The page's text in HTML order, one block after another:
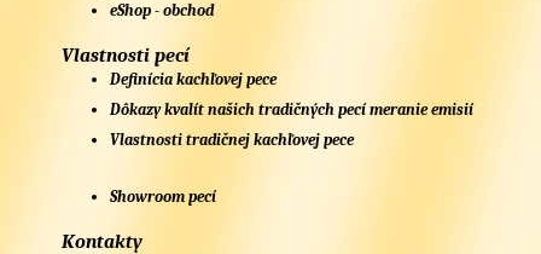
eShop - obchod
Vlastnosti pecí
Definícia kachľovej pece
Dôkazy kvalít našich tradičných pecí meranie emisií
Vlastnosti tradičnej kachľovej pece
Showroom pecí
Kontakty